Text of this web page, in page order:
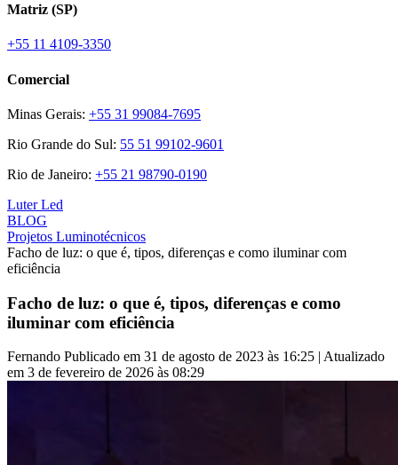
Matriz (SP)
+55 11 4109-3350
Comercial
Minas Gerais: +55 31 99084-7695
Rio Grande do Sul: 55 51 99102-9601
Rio de Janeiro: +55 21 98790-0190
Luter Led
BLOG
Projetos Luminotécnicos
Facho de luz: o que é, tipos, diferenças e como iluminar com
eficiência
Facho de luz: o que é, tipos, diferenças e como
iluminar com eficiência
Fernando Publicado em 31 de agosto de 2023 às 16:25 | Atualizado
em 3 de fevereiro de 2026 às 08:29